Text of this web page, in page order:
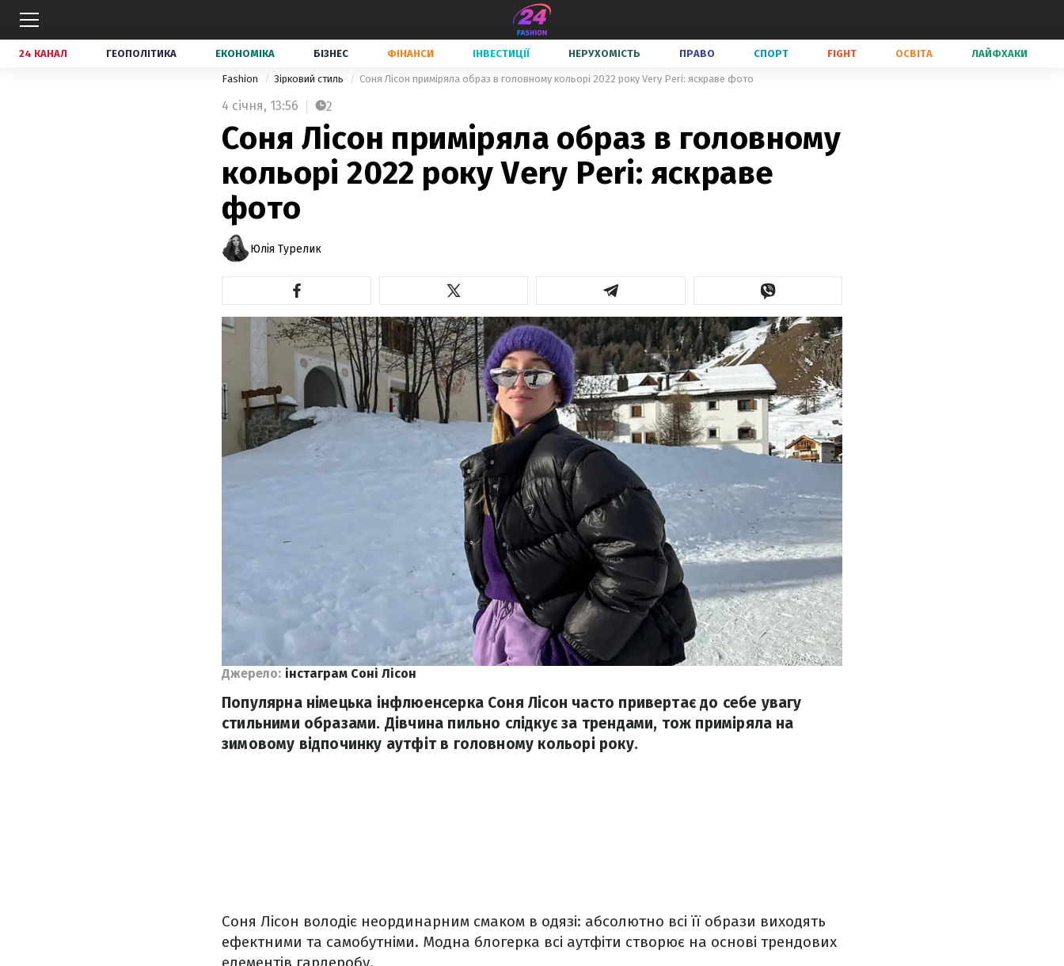
24 КАНАЛ ГЕОПОЛІТИКА ЕКОНОМІКА БІЗНЕС ФІНАНСИ ІНВЕСТИЦІЇ НЕРУХОМІСТЬ ПРАВО СПОРТ FIGHT ОСВІТА ЛАЙФХАКИ
Fashion Зірковий стиль Соня Лісон приміряла образ в головному кольорі 2022 року Very Peri: яскраве фото
4 січня, 13:56 2
Соня Лісон приміряла образ в головному
кольорі 2022 року Very Peri: яскраве
фото
Юлія Турелик
Джерело: інстаграм Соні Лісон
Популярна німецька інфлюенсерка Соня Лісон часто привертає до себе увагу
стильними образами. Дівчина пильно слідкує за трендами, тож приміряла на
зимовому відпочинку аутфіт в головному кольорі року.
Соня Лісон володіє неординарним смаком в одязі: абсолютно всі її образи виходять
ефектними та самобутніми. Модна блогерка всі аутфіти створює на основі трендових